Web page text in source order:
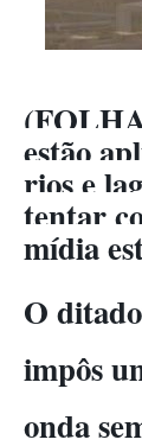
estão
rios e
tentar
mídia
O
impôs
onda